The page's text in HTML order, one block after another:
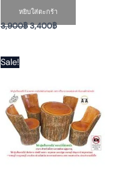
หยิบใส่ตะกร้า
3,900฿3,400฿
Sale!
5,900฿.4,190฿.